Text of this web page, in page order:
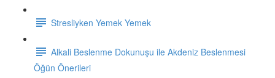
Stresliyken Yemek Yemek
Alkali Beslenme Dokunuşu ile Akdeniz Beslenmesi
Öğün Önerileri